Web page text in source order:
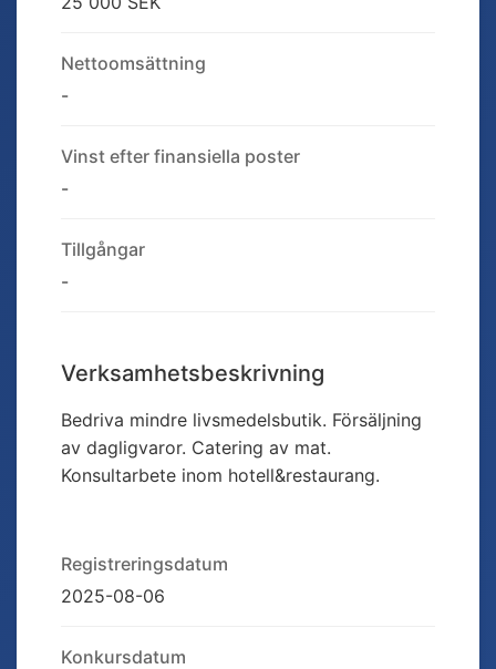
Nettoomsättning
-
Vinst efter finansiella poster
-
Tillgångar
-
Verksamhetsbeskrivning
Bedriva mindre livsmedelsbutik. Försäljning
av dagligvaror. Catering av mat.
Konsultarbete inom hotell&restaurang.
Registreringsdatum
2025-08-06
Konkursdatum